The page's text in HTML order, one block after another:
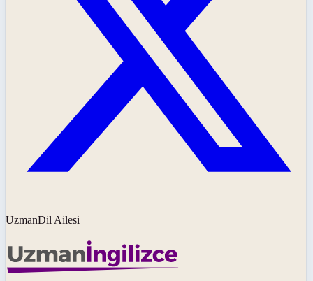
UzmanDil Ailesi